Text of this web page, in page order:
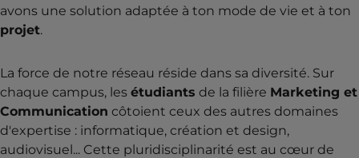
avons une solution adaptée à ton mode de vie et à ton
projet.
La force de notre réseau réside dans sa diversité. Sur
chaque campus, les étudiants de la filière Marketing et
Communication côtoient ceux des autres domaines
d'expertise : informatique, création et design,
audiovisuel... Cette pluridisciplinarité est au cœur de